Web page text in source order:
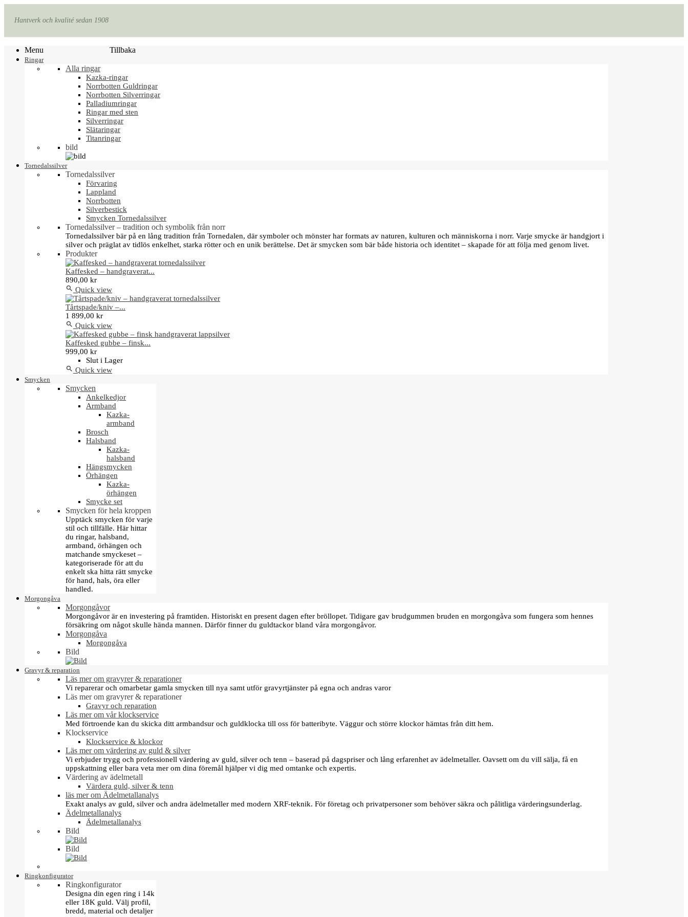
Hantverk och kvalité sedan 1908
Menu Tillbaka
Ringar
Alla ringar
Kazka-ringar
Norrbotten Guldringar
Norrbotten Silverringar
Palladiumringar
Ringar med sten
Silverringar
Slätaringar
Titanringar
bild
Tornedalssilver
Tornedalssilver
Förvaring
Lappland
Norrbotten
Silverbestick
Smycken Tornedalssilver
Tornedalssilver – tradition och symbolik från norr
Tornedalssilver bär på en lång tradition från Tornedalen, där symboler och mönster har formats av naturen, kulturen och människorna i norr. Varje smycke är handgjort i
silver och präglat av tidlös enkelhet, starka rötter och en unik berättelse. Det är smycken som bär både historia och identitet – skapade för att följa med genom livet.
Produkter
Kaffesked – handgraverat...
890,00 kr
 Quick view
Tårtspade/kniv –...
1 899,00 kr
 Quick view
Kaffesked gubbe – finsk...
999,00 kr
Slut i Lager
 Quick view
Smycken
Smycken
Ankelkedjor
Armband
Kazka-
armband
Brosch
Halsband
Kazka-
halsband
Hängsmycken
Örhängen
Kazka-
örhängen
Smycke set
Smycken för hela kroppen
Upptäck smycken för varje
stil och tillfälle. Här hittar
du ringar, halsband,
armband, örhängen och
matchande smyckeset –
kategoriserade för att du
enkelt ska hitta rätt smycke
för hand, hals, öra eller
handled.
Morgongåva
Morgongåvor
Morgongåvor är en investering på framtiden. Historiskt en present dagen efter bröllopet. Tidigare gav brudgummen bruden en morgongåva som fungera som hennes
försäkring om något skulle hända mannen. Därför finner du guldtackor bland våra morgongåvor.
Morgongåva
Morgongåva
Bild
Gravyr & reparation
Läs mer om gravyrer & reparationer
Vi reparerar och omarbetar gamla smycken till nya samt utför gravyrtjänster på egna och andras varor
Läs mer om gravyrer & reparationer
Gravyr och reparation
Läs mer om vår klockservice
Med förtroende kan du skicka ditt armbandsur och guldklocka till oss för batteribyte. Väggur och större klockor hämtas från ditt hem.
Klockservice
Klockservice & klockor
Läs mer om värdering av guld & silver
Vi erbjuder trygg och professionell värdering av guld, silver och tenn – baserad på dagspriser och lång erfarenhet av ädelmetaller. Oavsett om du vill sälja, få en
uppskattning eller bara veta mer om dina föremål hjälper vi dig med omtanke och expertis.
Värdering av ädelmetall
Värdera guld, silver & tenn
läs mer om Ädelmetallanalys
Exakt analys av guld, silver och andra ädelmetaller med modern XRF‑teknik. För företag och privatpersoner som behöver säkra och pålitliga värderingsunderlag.
Ädelmetallanalys
Ädelmetallanalys
Bild
Bild
Ringkonfigurator
Ringkonfigurator
Designa din egen ring i 14k
eller 18K guld. Välj profil,
bredd, material och detaljer